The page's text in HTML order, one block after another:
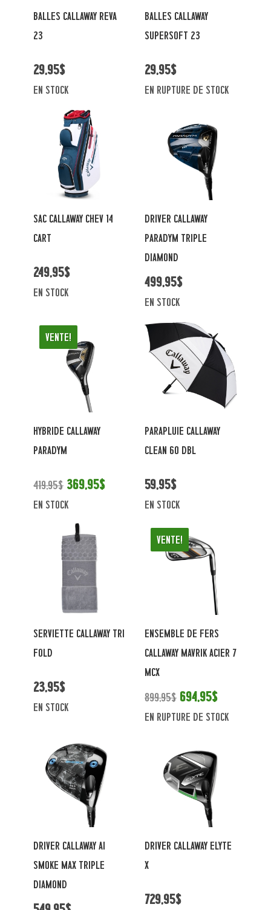
BALLES CALLAWAY REVA
23
29,95$
en stock
BALLES CALLAWAY
SUPERSOFT 23
29,95$
En rupture de stock
SAC CALLAWAY CHEV 14
CART
249,95$
en stock
DRIVER CALLAWAY
PARADYM TRIPLE
DIAMOND
499,95$
en stock
Vente!
HYBRIDE CALLAWAY
PARADYM
419,95$ 369,95$
en stock
PARAPLUIE CALLAWAY
CLEAN 60 DBL
59,95$
en stock
SERVIETTE CALLAWAY TRI
FOLD
23,95$
en stock
Vente!
ENSEMBLE DE FERS
CALLAWAY MAVRIK ACIER 7
MCX
899,95$ 694,95$
En rupture de stock
DRIVER CALLAWAY AI
SMOKE MAX TRIPLE
DIAMOND
DRIVER CALLAWAY ELYTE
X
729,95$